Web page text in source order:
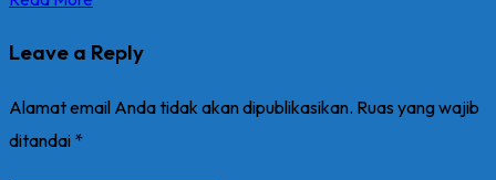
Leave a Reply
Alamat email Anda tidak akan dipublikasikan. Ruas yang wajib
ditandai *